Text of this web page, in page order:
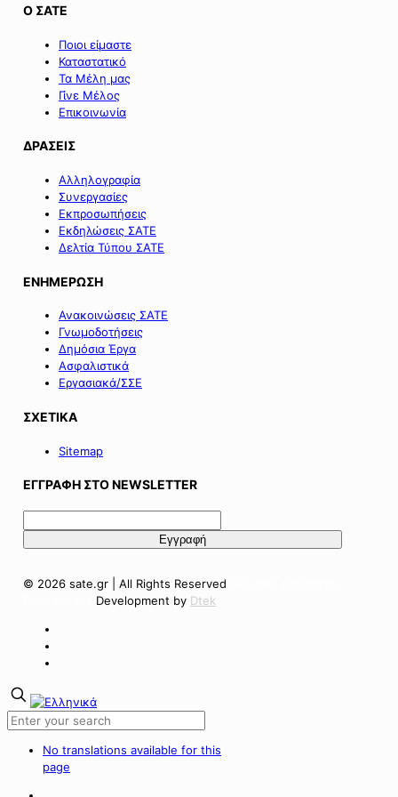
Ο ΣΑΤΕ
Ποιοι είμαστε
Καταστατικό
Τα Μέλη μας
Γίνε Μέλος
Επικοινωνία
ΔΡΑΣΕΙΣ
Αλληλογραφία
Συνεργασίες
Εκπροσωπήσεις
Εκδηλώσεις ΣΑΤΕ
Δελτία Τύπου ΣΑΤΕ
ΕΝΗΜΕΡΩΣΗ
Ανακοινώσεις ΣΑΤΕ
Γνωμοδοτήσεις
Δημόσια Έργα
Ασφαλιστικά
Εργασιακά/ΣΣΕ
ΣΧΕΤΙΚΑ
Sitemap
ΕΓΓΡΑΦΗ ΣΤΟ NEWSLETTER
© 2026 sate.gr | All Rights Reserved
Development by Dtek
No translations available for this
page